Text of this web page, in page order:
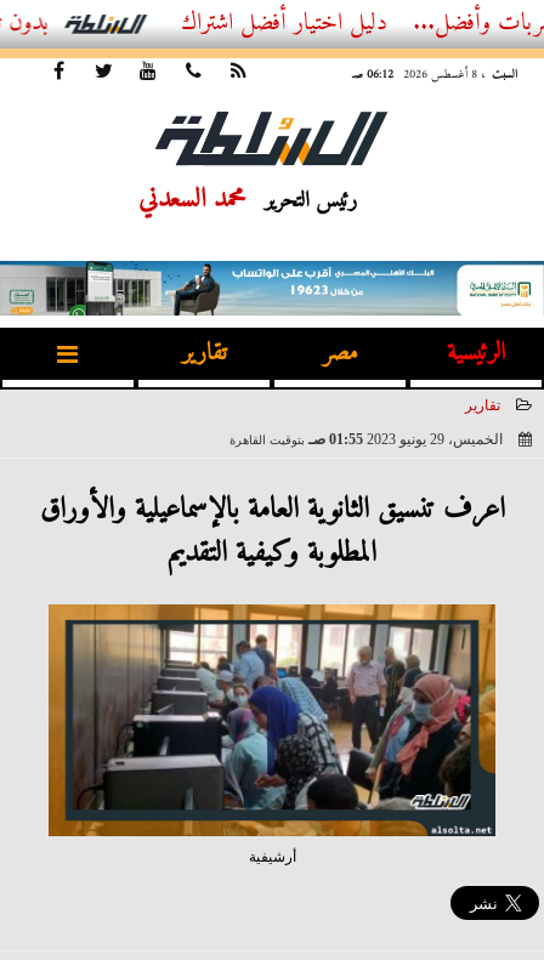
أفضل اشتراك IPTV بدون تقطيع 2026 – دليل المشاهد العصري
السبت ، 8 أغسطس 2026 06:12 صـ
رئيس التحرير محمد السعدني
الرئيسية مصر تقارير
تقارير
الخميس، 29 يونيو 2023
01:55 صـ بتوقيت القاهرة
اعرف تنسيق الثانوية العامة بالإسماعيلية والأوراق
المطلوبة وكيفية التقديم
أرشيفية